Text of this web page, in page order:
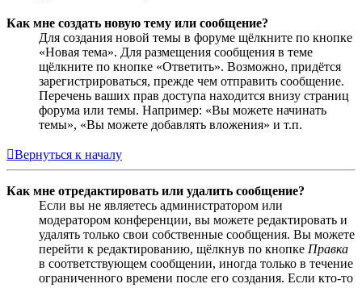
Как мне создать новую тему или сообщение?
Для создания новой темы в форуме щёлкните по кнопке
«Новая тема». Для размещения сообщения в теме
щёлкните по кнопке «Ответить». Возможно, придётся
зарегистрироваться, прежде чем отправить сообщение.
Перечень ваших прав доступа находится внизу страниц
форума или темы. Например: «Вы можете начинать
темы», «Вы можете добавлять вложения» и т.п.
Вернуться к началу
Как мне отредактировать или удалить сообщение?
Если вы не являетесь администратором или
модератором конференции, вы можете редактировать и
удалять только свои собственные сообщения. Вы можете
перейти к редактированию, щёлкнув по кнопке Правка
в соответствующем сообщении, иногда только в течение
ограниченного времени после его создания. Если кто-то